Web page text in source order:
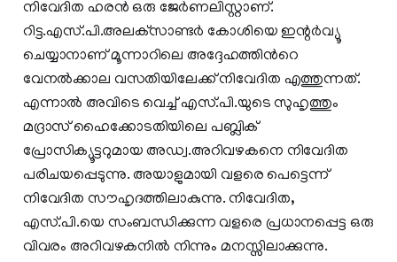
നിവേദിത ഹരന്‍ ഒരു ജേര്‍ണലിസ്റ്റാണ്.
റിട്ട.എസ്.പി.അലക്‌സാണ്ടര്‍ കോശിയെ ഇന്റര്‍വ്യൂ
ചെയ്യാനാണ് മൂന്നാറിലെ അദ്ദേഹത്തിന്‍റെ
വേനല്‍ക്കാല വസതിയിലേക്ക് നിവേദിത എത്തുന്നത്.
എന്നാല്‍ അവിടെ വെച്ച് എസ്.പി.യുടെ സുഹൃത്തും
മദ്രാസ് ഹൈക്കോടതിയിലെ പബ്ലിക്
പ്രോസിക്യൂട്ടറുമായ അഡ്വ.അറിവഴകനെ നിവേദിത
പരിചയപ്പെടുന്നു. അയാളുമായി വളരെ പെട്ടെന്ന്
നിവേദിത സൗഹൃദത്തിലാകുന്നു. നിവേദിത,
എസ്.പി.യെ സംബന്ധിക്കുന്ന വളരെ പ്രധാനപ്പെട്ട ഒരു
വിവരം അറിവഴകനില്‍ നിന്നും മനസ്സിലാക്കുന്നു.